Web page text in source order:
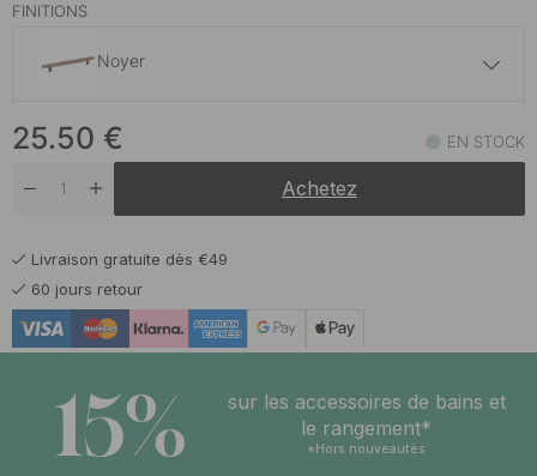
FINITIONS
Noyer
Chêne En stock
25.50 € EN STOCK
Achetez
Livraison gratuite dès €49
60 jours retour
15%
sur les accessoires de bains et
le rangement*
*Hors nouveautés